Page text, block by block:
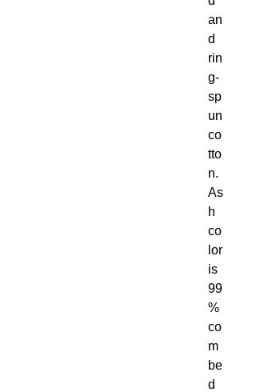
an
d
rin
g-
sp
un
co
tto
n.
As
h
co
lor
is
99
%
co
m
be
d